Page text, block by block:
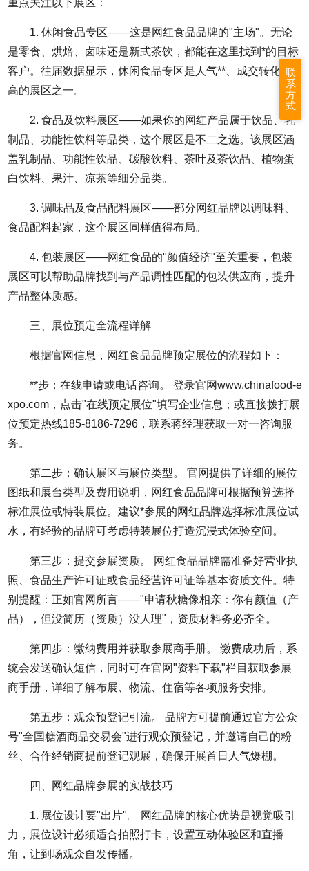
1. 休闲食品专区——这是网红食品品牌的"主场"。无论
是零食、烘焙、卤味还是新式茶饮，都能在这里找到*的目标
客户。往届数据显示，休闲食品专区是人气**、成交转化率*
高的展区之一。
2. 食品及饮料展区——如果你的网红产品属于饮品、乳
制品、功能性饮料等品类，这个展区是不二之选。该展区涵
盖乳制品、功能性饮品、碳酸饮料、茶叶及茶饮品、植物蛋
白饮料、果汁、凉茶等细分品类。
3. 调味品及食品配料展区——部分网红品牌以调味料、
食品配料起家，这个展区同样值得布局。
4. 包装展区——网红食品的"颜值经济"至关重要，包装
展区可以帮助品牌找到与产品调性匹配的包装供应商，提升
产品整体质感。
三、展位预定全流程详解
根据官网信息，网红食品品牌预定展位的流程如下：
**步：在线申请或电话咨询。 登录官网www.chinafood-e
xpo.com，点击"在线预定展位"填写企业信息；或直接拨打展
位预定热线185-8186-7296，联系蒋经理获取一对一咨询服
务。
第二步：确认展区与展位类型。 官网提供了详细的展位
图纸和展台类型及费用说明，网红食品品牌可根据预算选择
标准展位或特装展位。建议*参展的网红品牌选择标准展位试
水，有经验的品牌可考虑特装展位打造沉浸式体验空间。
第三步：提交参展资质。 网红食品品牌需准备好营业执
照、食品生产许可证或食品经营许可证等基本资质文件。特
别提醒：正如官网所言——"申请秋糖像相亲：你有颜值（产
品），但没简历（资质）没人理"，资质材料务必齐全。
第四步：缴纳费用并获取参展商手册。 缴费成功后，系
统会发送确认短信，同时可在官网"资料下载"栏目获取参展
商手册，详细了解布展、物流、住宿等各项服务安排。
第五步：观众预登记引流。 品牌方可提前通过官方公众
号"全国糖酒商品交易会"进行观众预登记，并邀请自己的粉
丝、合作经销商提前登记观展，确保开展首日人气爆棚。
四、网红品牌参展的实战技巧
1. 展位设计要"出片"。 网红品牌的核心优势是视觉吸引
力，展位设计必须适合拍照打卡，设置互动体验区和直播
角，让到场观众自发传播。
联
系
方
式